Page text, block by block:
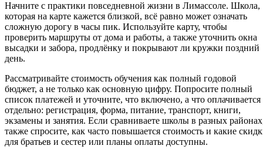
Начните с практики повседневной жизни в Лимассоле. Школа,
которая на карте кажется близкой, всё равно может означать
сложную дорогу в часы пик. Используйте карту, чтобы
проверить маршруты от дома и работы, а также уточнить окна
высадки и забора, продлёнку и покрывают ли кружки поздний
день.
Рассматривайте стоимость обучения как полный годовой
бюджет, а не только как основную цифру. Попросите полный
список платежей и уточните, что включено, а что оплачивается
отдельно: регистрация, форма, питание, транспорт, книги,
экзамены и занятия. Если сравниваете школы в разных
также спросите, как часто повышается стоимость и какие
для братьев и сестер или планы оплаты доступны.